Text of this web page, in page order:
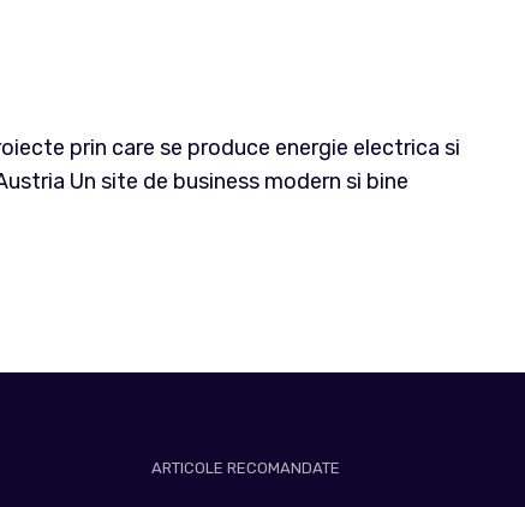
prin care se produce energie electrica si
Un site de business modern si bine
ARTICOLE RECOMANDATE